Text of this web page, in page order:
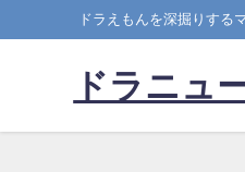
ドラえもんを深掘りする
ドラニュ